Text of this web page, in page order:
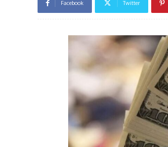
Facebook Twitter